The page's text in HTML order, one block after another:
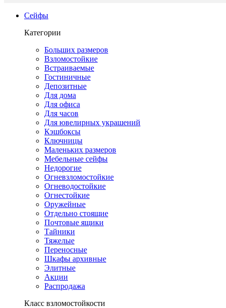
Сейфы
Категории
Больших размеров
Взломостойкие
Встраиваемые
Гостиничные
Депозитные
Для дома
Для офиса
Для часов
Для ювелирных украшений
Кэшбоксы
Ключницы
Маленьких размеров
Мебельные сейфы
Недорогие
Огневзломостойкие
Огневодостойкие
Огнестойкие
Оружейные
Отдельно стоящие
Почтовые ящики
Тайники
Тяжелые
Переносные
Шкафы архивные
Элитные
Акции
Распродажа
Класс взломостойкости